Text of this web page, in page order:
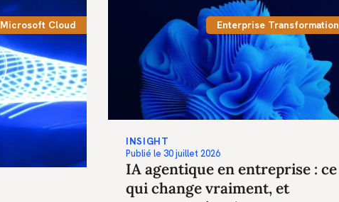
Microsoft Cloud Enterprise Transformation
INSIGHT
Publié le 30 juillet 2026
IA agentique en entreprise : ce
qui change vraiment, et